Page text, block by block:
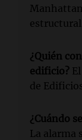
¿Quién
edificio?
de
¿Cuándo
La alarma